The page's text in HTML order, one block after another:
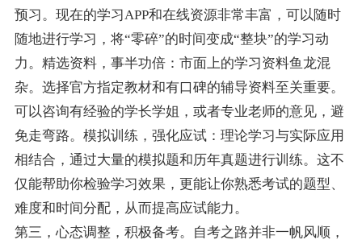
预习。现在的学习APP和在线资源非常丰富，可以随时
随地进行学习，将“零碎”的时间变成“整块”的学习动
力。精选资料，事半功倍：市面上的学习资料鱼龙混
杂。选择官方指定教材和有口碑的辅导资料至关重要。
可以咨询有经验的学长学姐，或者专业老师的意见，避
免走弯路。模拟训练，强化应试：理论学习与实际应用
相结合，通过大量的模拟题和历年真题进行训练。这不
仅能帮助你检验学习效果，更能让你熟悉考试的题型、
难度和时间分配，从而提高应试能力。
第三，心态调整，积极备考。自考之路并非一帆风顺，